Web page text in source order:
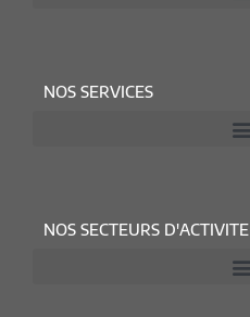
NOS SERVICES
NOS SECTEURS D'ACTIVITE